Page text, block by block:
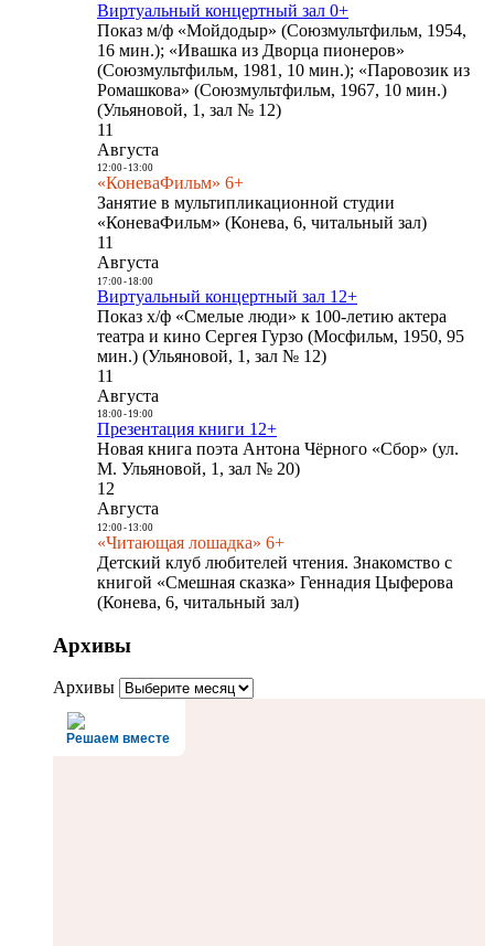
Виртуальный концертный зал 0+
Показ м/ф «Мойдодыр» (Союзмультфильм, 1954,
16 мин.); «Ивашка из Дворца пионеров»
(Союзмультфильм, 1981, 10 мин.); «Паровозик из
Ромашкова» (Союзмультфильм, 1967, 10 мин.)
(Ульяновой, 1, зал № 12)
11
Августа
12:00- 13:00
«КоневаФильм» 6+
Занятие в мультипликационной студии
«КоневаФильм» (Конева, 6, читальный зал)
11
Августа
17:00- 18:00
Виртуальный концертный зал 12+
Показ х/ф «Смелые люди» к 100-летию актера
театра и кино Сергея Гурзо (Мосфильм, 1950, 95
мин.) (Ульяновой, 1, зал № 12)
11
Августа
18:00- 19:00
Презентация книги 12+
Новая книга поэта Антона Чёрного «Сбор» (ул.
М. Ульяновой, 1, зал № 20)
12
Августа
12:00- 13:00
«Читающая лошадка» 6+
Детский клуб любителей чтения. Знакомство с
книгой «Смешная сказка» Геннадия Цыферова
(Конева, 6, читальный зал)
Архивы
Архивы
Решаем вместе